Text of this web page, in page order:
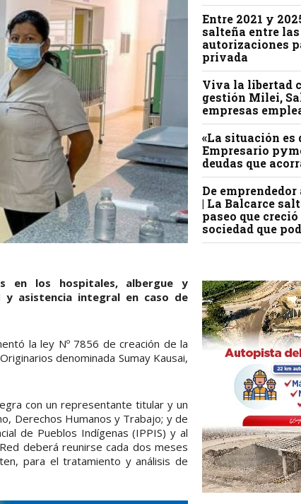
en los hospitales, albergue y
y asistencia integral en caso de
la ley Nº 7856 de creación de la
denominada Sumay Kausai,
con un representante titular y un
Derechos Humanos y Trabajo; y de
de Pueblos Indígenas (IPPIS) y al
deberá reunirse cada dos meses
para el tratamiento y análisis de
Entre 2021 y
salteña entre
autorizaciones
privada
Viva la libertad
gestión Milei,
empresas
«La situación es
Empresario
deudas que
De
| La Balcarce
paseo que
sociedad que